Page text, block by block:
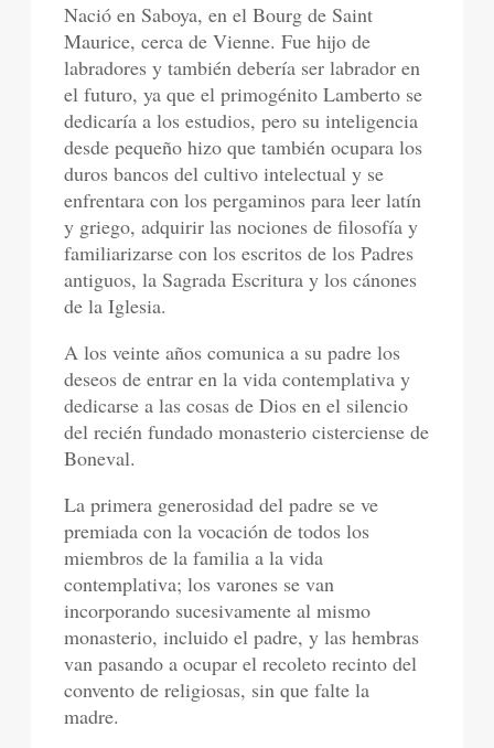
Nació en Saboya, en el Bourg de Saint
Maurice, cerca de Vienne. Fue hijo de
labradores y también debería ser labrador en
el futuro, ya que el primogénito Lamberto se
dedicaría a los estudios, pero su inteligencia
desde pequeño hizo que también ocupara los
duros bancos del cultivo intelectual y se
enfrentara con los pergaminos para leer latín
y griego, adquirir las nociones de filosofía y
familiarizarse con los escritos de los Padres
antiguos, la Sagrada Escritura y los cánones
de la Iglesia.
A los veinte años comunica a su padre los
deseos de entrar en la vida contemplativa y
dedicarse a las cosas de Dios en el silencio
del recién fundado monasterio cisterciense de
Boneval.
La primera generosidad del padre se ve
premiada con la vocación de todos los
miembros de la familia a la vida
contemplativa; los varones se van
incorporando sucesivamente al mismo
monasterio, incluido el padre, y las hembras
van pasando a ocupar el recoleto recinto del
convento de religiosas, sin que falte la
madre.